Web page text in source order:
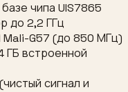
чипа UIS7865
до 2,2 ГГц
Mali-G57 (до 850 МГц)
ГБ встроенной
сигнал и